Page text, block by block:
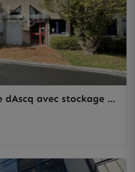
dAscq avec stockage et